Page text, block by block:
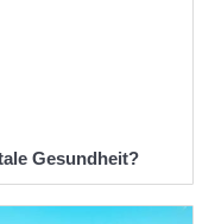
Gesundheit?